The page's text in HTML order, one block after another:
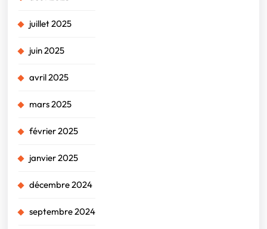
juillet 2025
juin 2025
avril 2025
mars 2025
février 2025
janvier 2025
décembre 2024
septembre 2024